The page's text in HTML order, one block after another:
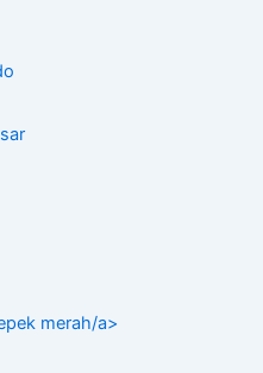
merah/a>